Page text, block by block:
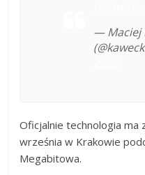
— Maciej
Oficjalnie technologia ma
września w Krakowie
Megabitowa.